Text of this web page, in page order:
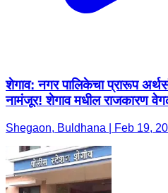
शेगाव: नगर पालिकेचा प्रारूप
नामंजूर! शेगाव मधील राजकारण
Shegaon, Buldhana | Feb 19,